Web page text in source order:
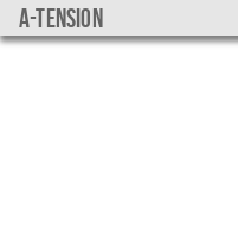
a-tension